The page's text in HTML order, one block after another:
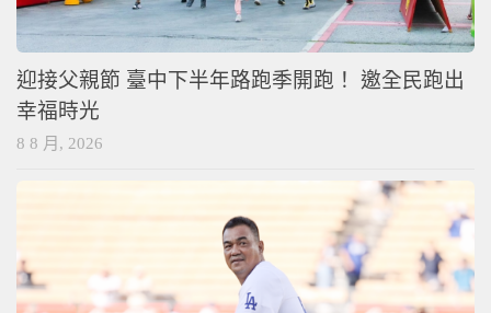
迎接父親節 臺中下半年路跑季開跑！ 邀全民跑出
幸福時光
8 8 月, 2026